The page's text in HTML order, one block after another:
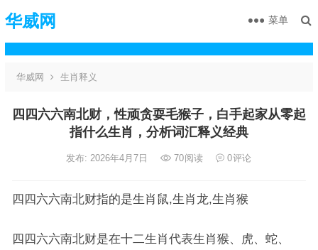
华威网 菜单
华威网 生肖释义
四四六六南北财，性顽贪耍毛猴子，白手起家从零起
指什么生肖，分析词汇释义经典
发布: 2026年4月7日 70阅读 0评论
四四六六南北财指的是生肖鼠,生肖龙,生肖猴
四四六六南北财是在十二生肖代表生肖猴、虎、蛇、